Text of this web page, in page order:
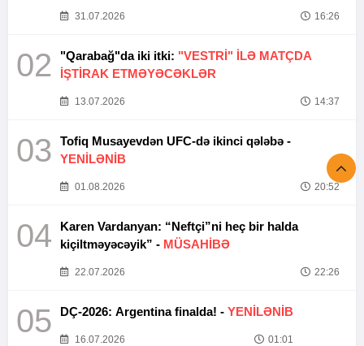
31.07.2026 16:26
02 "Qarabağ"da iki itki: "VESTRİ" İLƏ MATÇDA
İŞTİRAK ETMƏYƏCƏKLƏR
13.07.2026 14:37
03
Tofiq Musayevdən UFC-də ikinci qələbə -
YENİLƏNİB
01.08.2026 20:52
04
Karen Vardanyan: “Neftçi”ni heç bir halda
kiçiltməyəcəyik” - MÜSAHİBƏ
22.07.2026 22:26
05 DÇ-2026: Argentina finalda! - YENİLƏNİB
16.07.2026 01:01